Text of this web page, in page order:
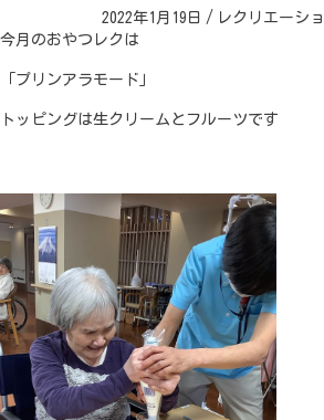
2022年1月19日 / レクリエーシ
今月のおやつレクは
「プリンアラモード」
トッピングは生クリームとフルーツです